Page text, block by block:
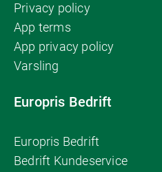
Privacy policy
App terms
App privacy policy
Varsling
Europris Bedrift
Europris Bedrift
Bedrift Kundeservice